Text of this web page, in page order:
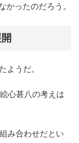
かったのだろう。
ようだ。
心甚八の考えは
み合わせだとい